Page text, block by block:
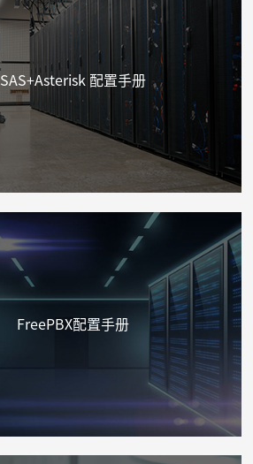
SAS+Asterisk 配置手册
FreePBX配置手册